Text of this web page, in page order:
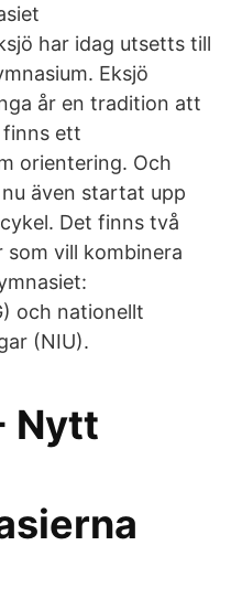
har idag utsetts till
Eksjö
år en tradition att
ett
orientering. Och
även startat upp
Det finns två
vill kombinera
och nationellt
(NIU).
Nytt